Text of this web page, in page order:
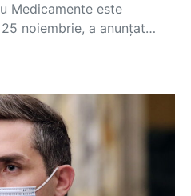
Medicamente este
noiembrie, a anunțat…